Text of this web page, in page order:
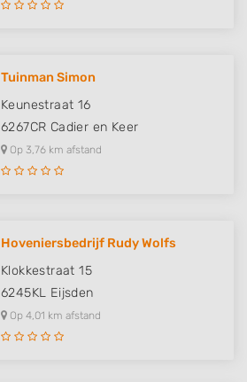
Tuinman Simon
Keunestraat 16
6267CR Cadier en Keer
Op 3,76 km afstand
Hoveniersbedrijf Rudy Wolfs
Klokkestraat 15
6245KL Eijsden
Op 4,01 km afstand